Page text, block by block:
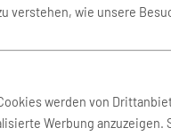
2026-24. Aug. 2026
2026-28. Sep. 2026
verstehen, wie unsere
werden von
Werbung